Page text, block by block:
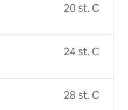
20 st. C
24 st. C
28 st. C